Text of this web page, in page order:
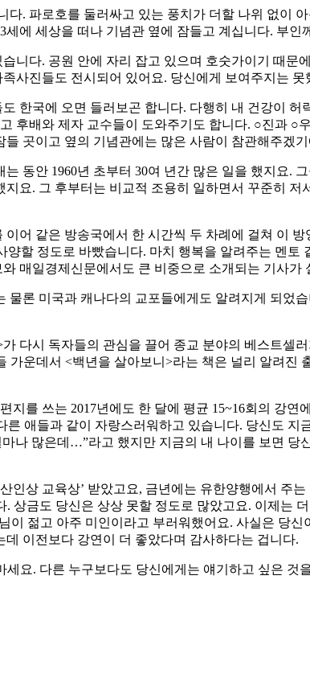
. 파로호를 둘러싸고 있는 풍치가 더할 나위 없이
에 세상을 떠나 기념관 옆에 잠들고 계십니다. 부
니다. 공원 안에 자리 잡고 있으며 호숫가이기 때
사진들도 전시되어 있어요. 당신에게 보여주지는
한국에 오면 들러보곤 합니다. 다행히 내 건강이
후배와 제자 교수들이 도와주기도 합니다. ○진과 ○
곳이고 옆의 기념관에는 많은 사람이 참관해주겠
동안 1960년 초부터 30여 년간 많은 일을 했지요.
요. 그 후부터는 비교적 조용히 일하면서 꾸준히 저
어 같은 방송국에서 한 시간씩 두 차례에 걸쳐 이 방
할 정도로 바빴습니다. 마치 행복을 알려주는 멘토
매일경제신문에서도 큰 비중으로 소개되는 기사가
론 미국과 캐나다의 교포들에게도 알려지게 되었
다시 독자들의 관심을 끌어 종교 분야의 베스트셀
운데서 <백년을 살아보니>라는 책은 널리 알려진
를 쓰는 2017년에도 한 달에 평균 15~16회의 강
애들과 같이 자랑스러워하고 있습니다. 당신도 지
나 많은데…”라고 했지만 지금의 내 나이를 보면
인상 교육상’ 받았고요, 금년에는 유한양행에서 주
상금도 당신은 상상 못할 정도로 많았고요. 이제는
젊고 아주 미인이라고 부러워했어요. 사실은 당
이전보다 강연이 더 좋았다며 감사하다는 겁니다.
요. 다른 누구보다도 당신에게는 얘기하고 싶은 것